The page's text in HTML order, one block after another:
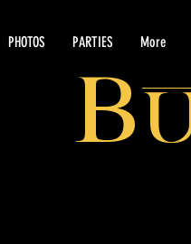
PHOTOS PARTIES More